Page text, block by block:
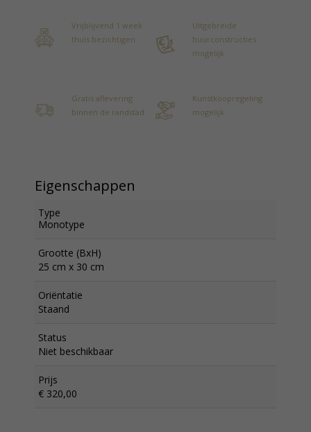
Vrijblijvend 1 week
thuis bezichtigen
Uitgebreide
huurconstructies
mogelijk
Gratis aflevering
binnen de randstad
Kunstkoopregeling
mogelijk
Eigenschappen
Type
Monotype
Grootte (BxH)
25 cm x 30 cm
Oriëntatie
Staand
Status
Niet beschikbaar
Prijs
€ 320,00